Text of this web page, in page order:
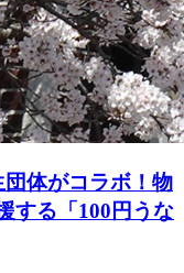
団体がコラボ！物
する「100円うな